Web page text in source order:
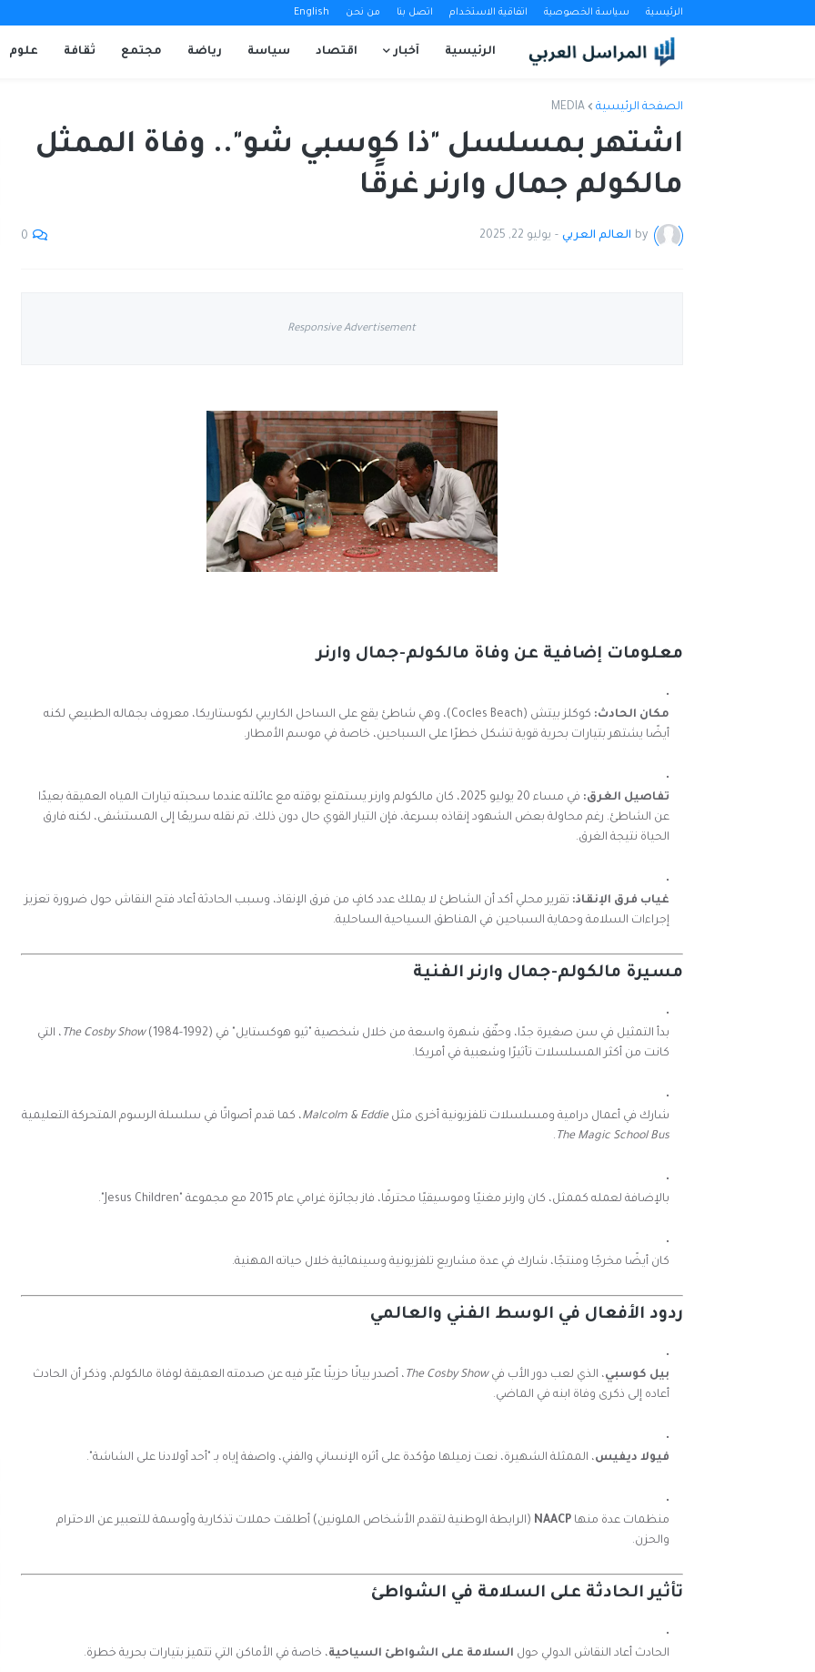
الرئيسية سياسة الخصوصية اتفاقية الاستخدام اتصل بنا من نحن English
الرئيسية آخبار اقتصاد سياسة رياضة مجتمع ثقافة علوم
الصفحة الرئيسية MEDIA
اشتهر بمسلسل "ذا كوسبي شو".. وفاة الممثل
مالكولم جمال وارنر غرقًا
by العالم العربي - يوليو 22, 2025 0
Responsive Advertisement
معلومات إضافية عن وفاة مالكولم-جمال وارنر
مكان الحادث:
كوكلز بيتش (Cocles Beach)، وهي شاطئ يقع على الساحل الكاريبي لكوستاريكا، معروف بجماله الطبيعي لكنه
أيضًا يشتهر بتيارات بحرية قوية تشكل خطرًا على السباحين، خاصة في موسم الأمطار.
تفاصيل الغرق:
في مساء 20 يوليو 2025، كان مالكولم وارنر يستمتع بوقته مع عائلته عندما سحبته تيارات المياه العميقة بعيدًا
عن الشاطئ. رغم محاولة بعض الشهود إنقاذه بسرعة، فإن التيار القوي حال دون ذلك. تم نقله سريعًا إلى المستشفى، لكنه فارق
الحياة نتيجة الغرق.
غياب فرق الإنقاذ: تقرير محلي أكد أن الشاطئ لا يملك عدد كافٍ من فرق الإنقاذ، وسبب الحادثة أعاد فتح النقاش حول ضرورة تعزيز
إجراءات السلامة وحماية السباحين في المناطق السياحية الساحلية.
مسيرة مالكولم-جمال وارنر الفنية
بدأ التمثيل في سن صغيرة جدًا، وحقّق شهرة واسعة من خلال شخصية "ثيو هوكستايل" في The Cosby Show (1984-1992)، التي
كانت من أكثر المسلسلات تأثيرًا وشعبية في أمريكا.
شارك في أعمال درامية ومسلسلات تلفزيونية أخرى مثلMalcolm & Eddie، كما قدم أصواتًا في سلسلة الرسوم المتحركة التعليمية
The Magic School Bus
.
بالإضافة لعمله كممثل، كان وارنر مغنيًا وموسيقيًا محترفًا، فاز بجائزة غرامي عام 2015 مع مجموعة "Jesus Children".
كان أيضًا مخرجًا ومنتجًا، شارك في عدة مشاريع تلفزيونية وسينمائية خلال حياته المهنية.
ردود الأفعال في الوسط الفني والعالمي
بيل كوسبي، الذي لعب دور الأب فيThe Cosby Show ، أصدر بيانًا حزينًا عبّر فيه عن صدمته العميقة لوفاة مالكولم، وذكر أن الحادث
أعاده إلى ذكرى وفاة ابنه في الماضي.
فيولا ديفيس، الممثلة الشهيرة، نعت زميلها مؤكدة على أثره الإنساني والفني، واصفة إياه بـ "أحد أولادنا على الشاشة".
منظمات عدة منهاNAACP (الرابطة الوطنية لتقدم الأشخاص الملونين) أطلقت حملات تذكارية وأوسمة للتعبير عن الاحترام
والحزن.
تأثير الحادثة على السلامة في الشواطئ
الحادث أعاد النقاش الدولي حول السلامة على الشواطئ السياحية، خاصة في الأماكن التي تتميز بتيارات بحرية خطرة.